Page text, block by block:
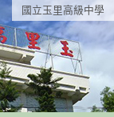
國立玉里高級中學